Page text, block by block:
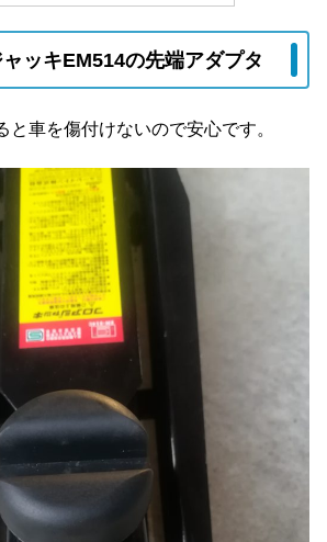
ッキEM514の先端アダプタ
と車を傷付けないので安心です。